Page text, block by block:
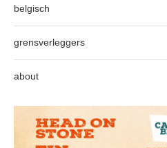
belgisch
grensverleggers
about